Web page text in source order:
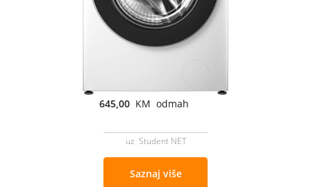
645,00 KM odmah
uz Student NET
Saznaj više